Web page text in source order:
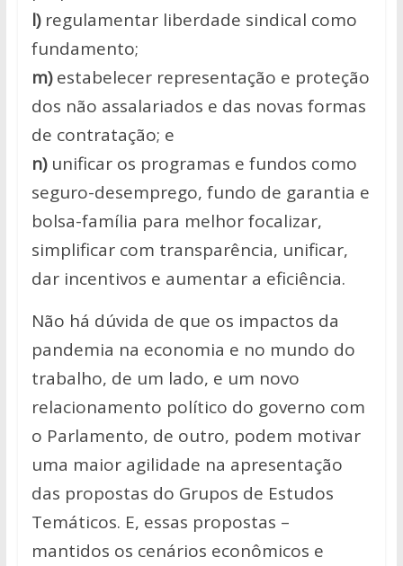
l)regulamentar liberdade sindical como
fundamento;
m)estabelecer representação e proteção
dos não assalariados e das novas formas
de contratação; e
n)unificar os programas e fundos como
seguro-desemprego, fundo de garantia e
bolsa-família para melhor focalizar,
simplificar com transparência, unificar,
dar incentivos e aumentar a eficiência.
Não há dúvida de que os impactos da
pandemia na economia e no mundo do
trabalho, de um lado, e um novo
relacionamento político do governo com
o Parlamento, de outro, podem motivar
uma maior agilidade na apresentação
das propostas do Grupos de Estudos
Temáticos. E, essas propostas –
mantidos os cenários econômicos e